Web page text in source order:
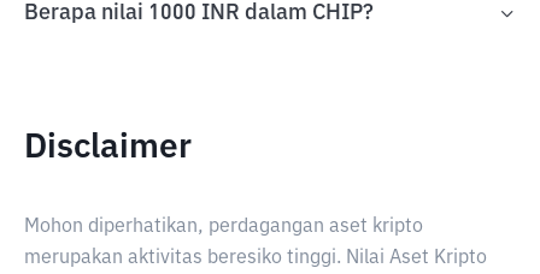
Berapa nilai 1000 INR dalam CHIP?
Disclaimer
Mohon diperhatikan, perdagangan aset kripto
merupakan aktivitas beresiko tinggi. Nilai Aset Kripto